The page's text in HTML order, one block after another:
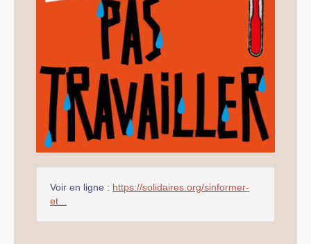
Voir en ligne : https://solidaires.org/sinformer-
et...